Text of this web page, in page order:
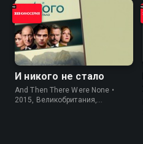
И никого не стало
And Then There Were None •
2015, Великобритания,